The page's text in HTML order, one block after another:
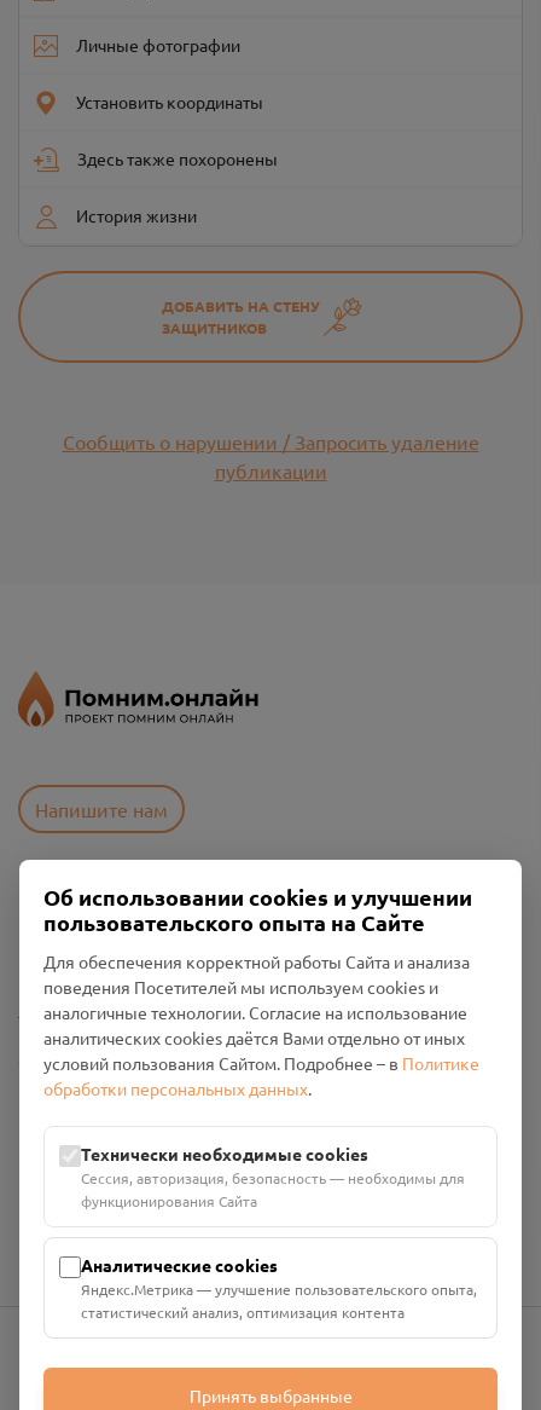
Личные фотографии
Установить координаты
Здесь также похоронены
История жизни
ДОБАВИТЬ НА СТЕНУ
ЗАЩИТНИКОВ
Сообщить о нарушении / Запросить удаление
публикации
Напишите нам
Пользовательское соглашение
Политика конфиденциальности
Промо-материалы
Настройки cookies
Общество с ограниченной ответственностью «Смоленский
Проект Помним»
Юридический адрес: 216790, Смоленская область, р-н
Руднянский, г. Рудня, улица Западная, д. 26А, пом. 18
Номер счёта: 40702810901130004287 в АО "АЛЬФА-БАНК"
Кор. счёт: 30101810200000000593
info@pomnim.online
Об использовании cookies и улучшении
пользовательского опыта на Сайте
Для обеспечения корректной работы Сайта и анализа
поведения Посетителей мы используем cookies и
аналогичные технологии. Согласие на использование
аналитических cookies даётся Вами отдельно от иных
условий пользования Сайтом. Подробнее – в Политике
обработки персональных данных.
Технически необходимые cookies
Сессия, авторизация, безопасность — необходимы для
функционирования Сайта
Аналитические cookies
Яндекс.Метрика — улучшение пользовательского опыта,
статистический анализ, оптимизация контента
Принять выбранные